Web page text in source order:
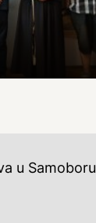
u Samoboru